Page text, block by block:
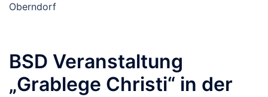
Oberndorf
BSD Veranstaltung
„Grablege Christi“ in der